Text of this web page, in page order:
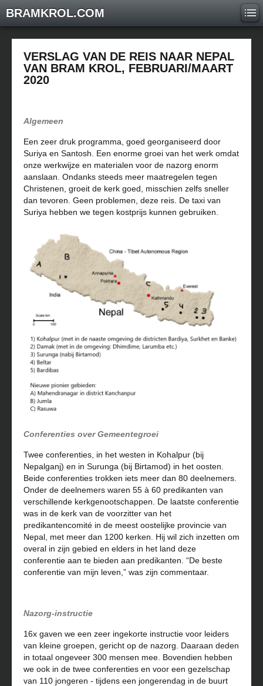
BRAMKROL.COM
VERSLAG VAN DE REIS NAAR NEPAL
VAN BRAM KROL, FEBRUARI/MAART
2020
Algemeen
Een zeer druk programma, goed georganiseerd door
Suriya en Santosh. Een enorme groei van het werk omdat
onze werkwijze en materialen voor de nazorg enorm
aanslaan. Ondanks steeds meer maatregelen tegen
Christenen, groeit de kerk goed, misschien zelfs sneller
dan tevoren. Geen problemen, deze reis. De taxi van
Suriya hebben we tegen kostprijs kunnen gebruiken.
Conferenties over Gemeentegroei
Twee conferenties, in het westen in Kohalpur (bij
Nepalganj) en in Surunga (bij Birtamod) in het oosten.
Beide conferenties trokken iets meer dan 80 deelnemers.
Onder de deelnemers waren 55 à 60 predikanten van
verschillende kerkgenootschappen. De laatste conferentie
was in de kerk van de voorzitter van het
predikantencomité in de meest oostelijke provincie van
Nepal, met meer dan 1200 kerken. Hij wil zich inzetten om
overal in zijn gebied en elders in het land deze
conferentie aan te bieden aan predikanten. “De beste
conferentie van mijn leven,” was zijn commentaar.
Nazorg-instructie
16x gaven we een zeer ingekorte instructie voor leiders
van kleine groepen, gericht op de nazorg. Daaraan deden
in totaal ongeveer 300 mensen mee. Bovendien hebben
we ook in de twee conferenties en voor een gezelschap
van 110 jongeren - tijdens een jongerendag in de buurt